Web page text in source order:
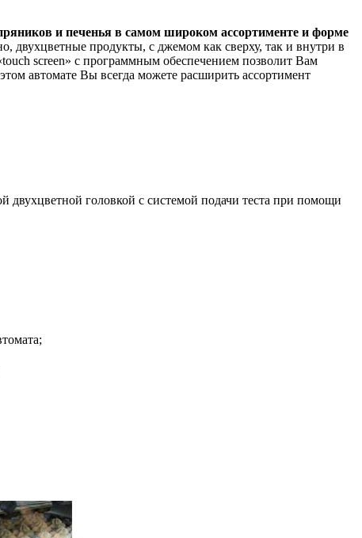
и печенья в самом широком ассортименте и форме
двухцветные продукты, с джемом как сверху, так и внутри в
screen» с программным обеспечением позволит Вам
автомате Вы всегда можете расширить ассортимент
двухцветной головкой с системой подачи теста при помощи